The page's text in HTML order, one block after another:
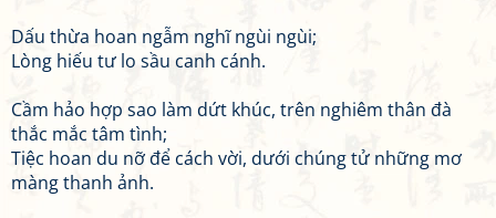
Dấu thừa hoan ngẫm nghĩ ngùi ngùi;
Lòng hiếu tư lo sầu canh cánh.
Cầm hảo hợp sao làm dứt khúc, trên nghiêm thân đà
thắc mắc tâm tình;
Tiệc hoan du nỡ để cách vời, dưới chúng tử những mơ
màng thanh ảnh.